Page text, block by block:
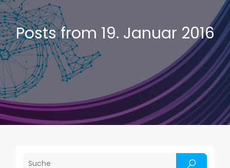
Posts from 19. Januar 2016